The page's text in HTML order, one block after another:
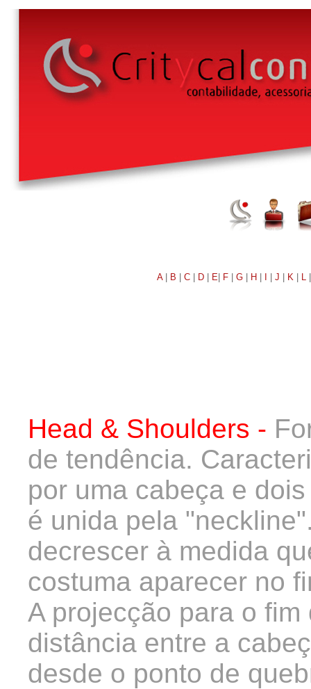
A| B C| D| E| F| G| H J K| L
Head & Shoulders -
de tendência.
por uma cabeça e
é unida pela
decrescer à medida
costuma aparecer no
A projecção para o
distância entre a
desde o ponto de